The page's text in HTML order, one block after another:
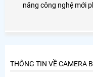
năng công nghệ mới
THÔNG TIN VỀ CAMERA